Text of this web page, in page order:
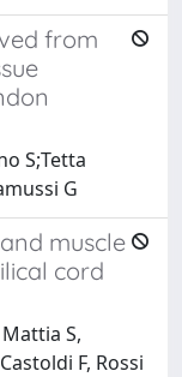
from
S;Tetta
G
muscle
cord
S,
F, Rossi